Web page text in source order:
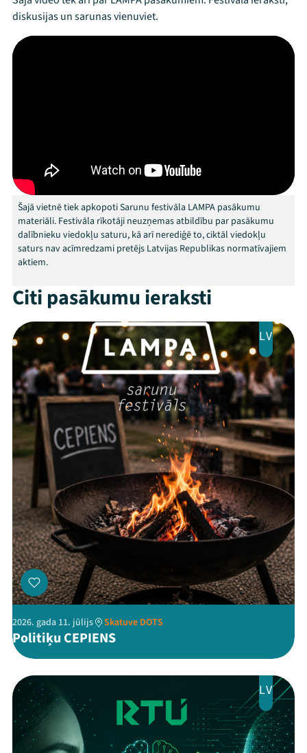
Festivāls
Jaunumi
Ziedo
Veikals
FacebookYoutube
X Instagram
Flick TikTok
diskusijas un sarunas vienuviet.
Šajā vietnē tiek apkopoti Sarunu festivāla LAMPA pasākumu
materiāli. Festivāla rīkotāji neuzņemas atbildību par pasākumu
dalībnieku viedokļu saturu, kā arī nerediģē to, ciktāl viedokļu
saturs nav acīmredzami pretējs Latvijas Republikas normatīvajiem
aktiem.
Citi pasākumu ieraksti
LV
2026. gada 11. jūlijs Skatuve DOTS
Politiķu CEPIENS
LV